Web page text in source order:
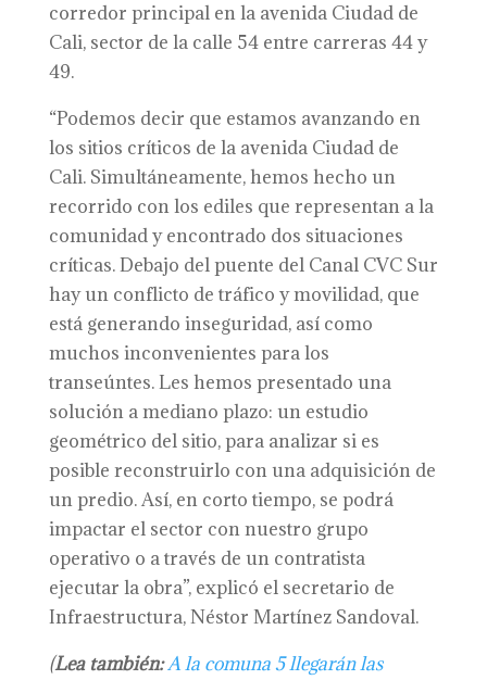
corredor principal en la avenida Ciudad de
Cali, sector de la calle 54 entre carreras 44 y
49.
“Podemos decir que estamos avanzando en
los sitios críticos de la avenida Ciudad de
Cali. Simultáneamente, hemos hecho un
recorrido con los ediles que representan a la
comunidad y encontrado dos situaciones
críticas. Debajo del puente del Canal CVC Sur
hay un conflicto de tráfico y movilidad, que
está generando inseguridad, así como
muchos inconvenientes para los
transeúntes. Les hemos presentado una
solución a mediano plazo: un estudio
geométrico del sitio, para analizar si es
posible reconstruirlo con una adquisición de
un predio. Así, en corto tiempo, se podrá
impactar el sector con nuestro grupo
operativo o a través de un contratista
ejecutar la obra”, explicó el secretario de
Infraestructura, Néstor Martínez Sandoval.
(Lea también:A la comuna 5 llegarán las